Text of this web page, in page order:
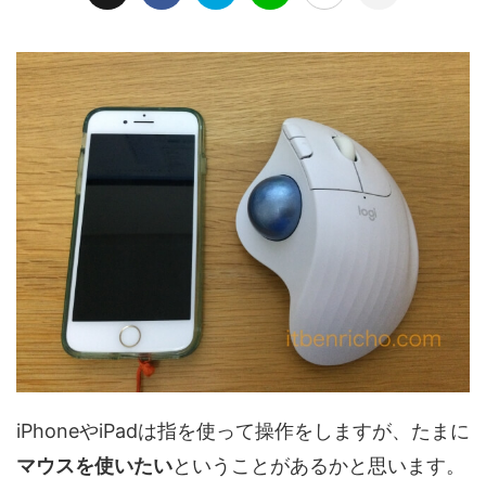
iPhoneやiPadは指を使って操作をしますが、たまに
マウスを使いたいということがあるかと思います。